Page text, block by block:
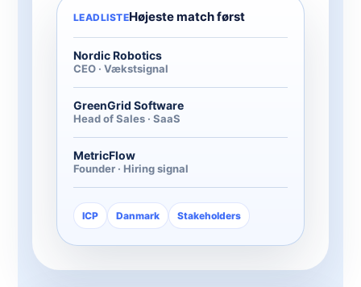
LEADLISTEHøjeste match først
Nordic Robotics
CEO · Vækstsignal
GreenGrid Software
Head of Sales · SaaS
MetricFlow
Founder · Hiring signal
ICP Danmark Stakeholders